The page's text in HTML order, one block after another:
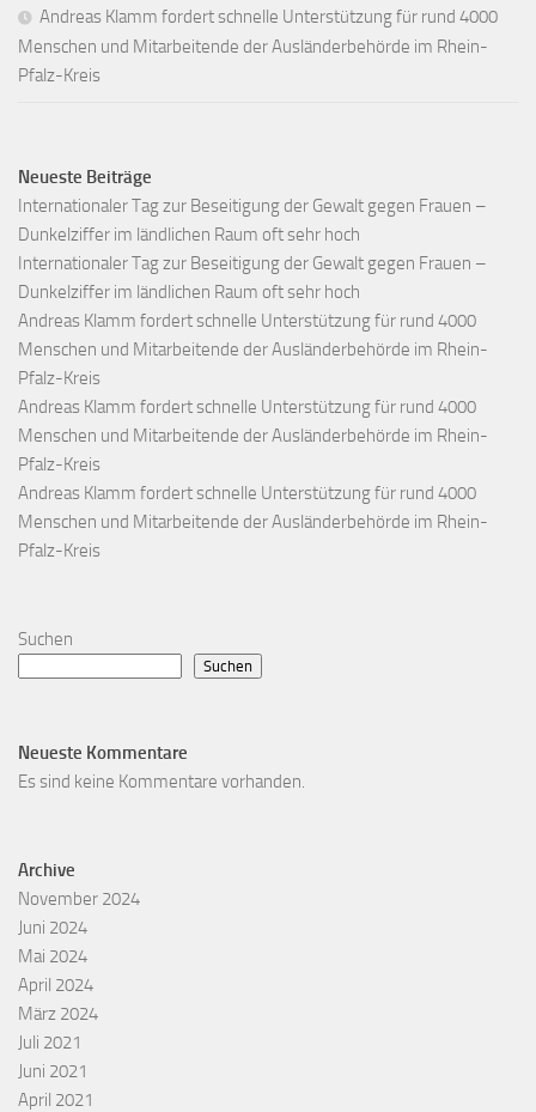
Andreas Klamm fordert schnelle Unterstützung für rund 4000
Menschen und Mitarbeitende der Ausländerbehörde im Rhein-
Pfalz-Kreis
Neueste Beiträge
Internationaler Tag zur Beseitigung der Gewalt gegen Frauen –
Dunkelziffer im ländlichen Raum oft sehr hoch
Internationaler Tag zur Beseitigung der Gewalt gegen Frauen –
Dunkelziffer im ländlichen Raum oft sehr hoch
Andreas Klamm fordert schnelle Unterstützung für rund 4000
Menschen und Mitarbeitende der Ausländerbehörde im Rhein-
Pfalz-Kreis
Andreas Klamm fordert schnelle Unterstützung für rund 4000
Menschen und Mitarbeitende der Ausländerbehörde im Rhein-
Pfalz-Kreis
Andreas Klamm fordert schnelle Unterstützung für rund 4000
Menschen und Mitarbeitende der Ausländerbehörde im Rhein-
Pfalz-Kreis
Suchen
Suchen
Neueste Kommentare
Es sind keine Kommentare vorhanden.
Archive
November 2024
Juni 2024
Mai 2024
April 2024
März 2024
Juli 2021
Juni 2021
April 2021